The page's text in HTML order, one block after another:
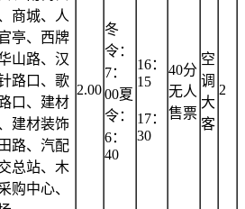
商城、人
亭、西牌
山路、汉
路口、歌
口、建材
建材装饰
路、汽配
总站、木
购中心、
2.00
冬
令：
7：
00夏
令：
6：
40
16：
15
17：
30
40分
无人
售票
空
调
大
客
2